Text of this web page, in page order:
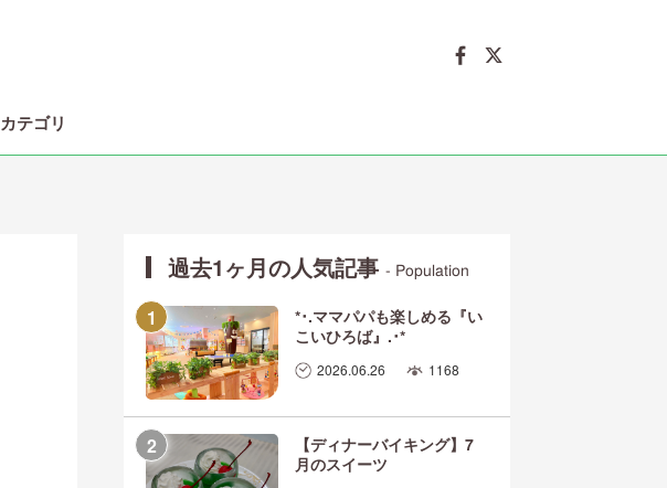
カテゴリ
過去1ヶ月の人気記事- Population
*･.ママパパも楽しめる『い
こいひろば』.･*
2026.06.26 1168
【ディナーバイキング】7
月のスイーツ